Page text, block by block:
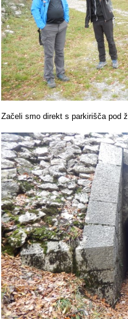
Začeli smo direkt s parkirišča pod